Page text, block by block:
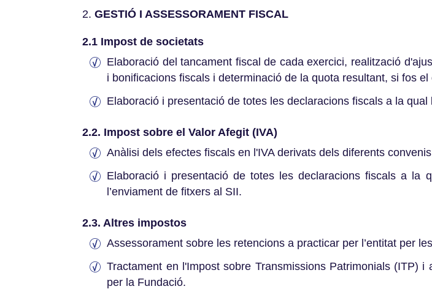
GESTIÓ I ASSESSORAMENT FISCAL
2.1 Impost de societats
Elaboració del tancament fiscal de cada exercici, realització
i bonificacions fiscals i determinació de la quota resultant, si fos el
Elaboració i presentació de totes les declaracions fiscals a la
2.2. Impost sobre el Valor Afegit (IVA)
Anàlisi dels efectes fiscals en l'IVA derivats dels diferents
Elaboració i presentació de totes les declaracions fiscals a la
l’enviament de fitxers al SII.
2.3. Altres impostos
Assessorament sobre les retencions a practicar per l’entitat per
Tractament en l'Impost sobre Transmissions Patrimonials (ITP)
per la Fundació.